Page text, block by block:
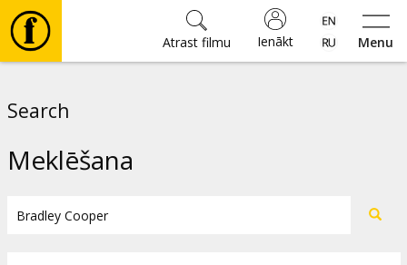
Menu
Ienākt
Atrast filmu
Search
Meklēšana